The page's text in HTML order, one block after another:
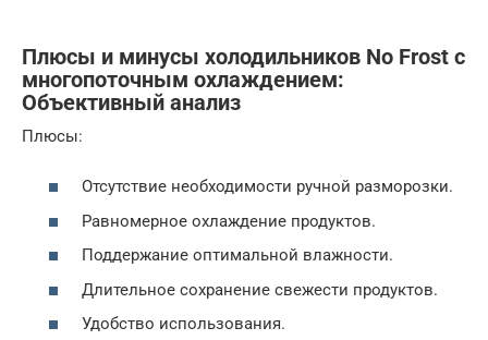
Плюсы и минусы холодильников No Frost с
многопоточным охлаждением:
Объективный анализ
Плюсы:
Отсутствие необходимости ручной разморозки.
Равномерное охлаждение продуктов.
Поддержание оптимальной влажности.
Длительное сохранение свежести продуктов.
Удобство использования.